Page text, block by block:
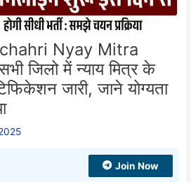
Nyay Mitra
जिलो में न्याय मित्र के
जारी, जाने योग्यता
Join Now